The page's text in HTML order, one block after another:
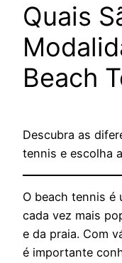
Quais
Beach
Descubra as
tennis e escolha
O beach tennis é
cada vez mais
e da praia. Com
é importante